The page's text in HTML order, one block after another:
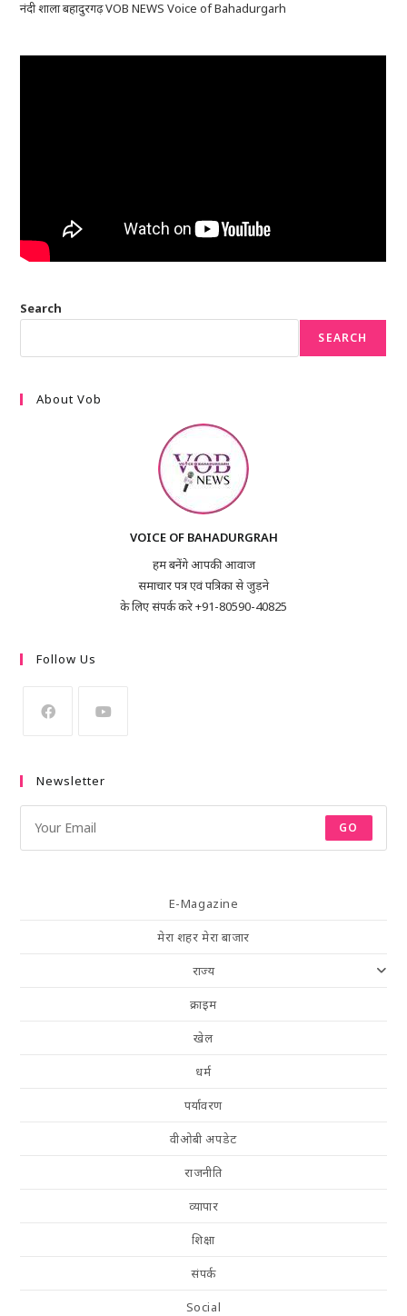
नंदी शाला बहादुरगढ़ VOB NEWS Voice of Bahadurgarh
Search
SEARCH
About Vob
VOICE OF BAHADURGRAH
हम बनेंगे आपकी आवाज
समाचार पत्र एवं पत्रिका से जुड़ने
के लिए संपर्क करे +91-80590-40825
Follow Us
Newsletter
GO
E-Magazine
मेरा शहर मेरा बाजार
राज्य
क्राइम
खेल
धर्म
पर्यावरण
वीओबी अपडेट
राजनीति
व्यापार
शिक्षा
संपर्क
Social